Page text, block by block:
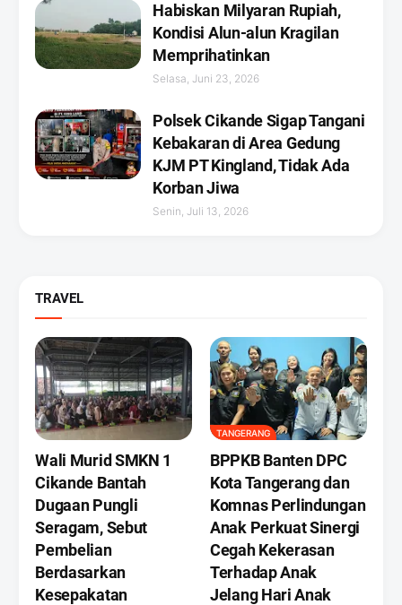
Habiskan Milyaran Rupiah,
Kondisi Alun-alun Kragilan
Memprihatinkan
Selasa, Juni 23, 2026
Polsek Cikande Sigap Tangani
Kebakaran di Area Gedung
KJM PT Kingland, Tidak Ada
Korban Jiwa
Senin, Juli 13, 2026
TRAVEL
Wali Murid SMKN 1
Cikande Bantah
Dugaan Pungli
Seragam, Sebut
Pembelian
Berdasarkan
Kesepakatan
TANGERANG
BPPKB Banten DPC
Kota Tangerang dan
Komnas Perlindungan
Anak Perkuat Sinergi
Cegah Kekerasan
Terhadap Anak
Jelang Hari Anak